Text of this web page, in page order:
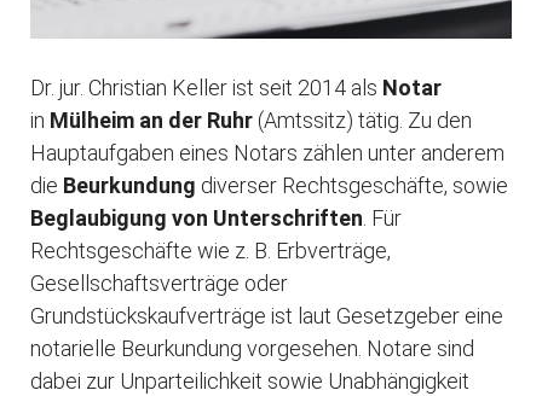
Dr. jur. Christian Keller ist seit 2014 als Notar
in Mülheim an der Ruhr (Amtssitz) tätig. Zu den
Hauptaufgaben eines Notars zählen unter anderem
die Beurkundung diverser Rechtsgeschäfte, sowie
Beglaubigung von Unterschriften . Für
Rechtsgeschäfte wie z. B. Erbverträge,
Gesellschaftsverträge oder
Grundstückskaufverträge ist laut Gesetzgeber eine
notarielle Beurkundung vorgesehen. Notare sind
dabei zur Unparteilichkeit sowie Unabhängigkeit